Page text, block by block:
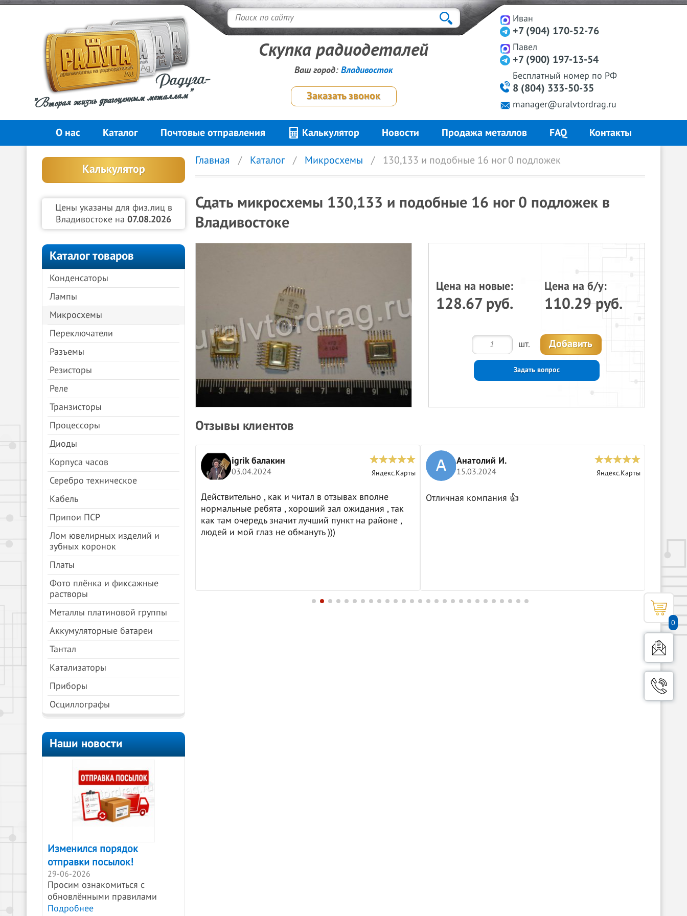
Радуга-
"Вторая жизнь драгоценным металлам"
Иван
+7 (904) 170-52-76
Павел
+7 (900) 197-13-54
Бесплатный номер по РФ
8 (804) 333-50-35
manager@uralvtordrag.ru
Скупка радиодеталей
Ваш город: Владивосток
Заказать звонок
0
О нас Каталог Почтовые отправления Калькулятор Новости Продажа металлов FAQ Контакты
Калькулятор
Цены указаны для физ.лиц в
Владивостоке на 07.08.2026
Каталог товаров
Конденсаторы
Лампы
Микросхемы
Переключатели
Разъемы
Резисторы
Реле
Транзисторы
Процессоры
Диоды
Корпуса часов
Серебро техническое
Кабель
Припои ПСР
Лом ювелирных изделий и
зубных коронок
Платы
Фото плёнка и фиксажные
растворы
Металлы платиновой группы
Аккумуляторные батареи
Тантал
Катализаторы
Приборы
Осциллографы
Наши новости
Изменился порядок
отправки посылок!
29-06-2026
Просим ознакомиться с
обновлёнными правилами
Подробнее
Главная Каталог Микросхемы 130,133 и подобные 16 ног 0 подложек
Сдать микросхемы 130,133 и подобные 16 ног 0 подложек в
Владивостоке
Цена на новые:
128.67 руб.
Цена на б/у:
110.29 руб.
шт. Добавить
Задать вопрос
Отзывы клиентов
Анна Молочкова
Яндекс.Карты
все быстро.
igrik балакин
03.04.2024 Яндекс.Карты
Действительно , как и читал в отзывах вполне
нормальные ребята , хороший зал ожидания , так
как там очередь значит лучший пункт на районе ,
людей и мой глаз не обмануть )))
Анатолий И.
15.03.2024 Яндекс.Карты
Отличная компания 👍